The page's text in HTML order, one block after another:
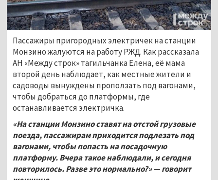
Пассажиры пригородных электричек на станции
Монзино жалуются на работу РЖД. Как рассказала
АН «Между строк» тагильчанка Елена, её мама
второй день наблюдает, как местные жители и
садоводы вынуждены проползать под вагонами,
чтобы добраться до платформы, где
останавливается электричка.
«На станции Монзино ставят на отстой грузовые
поезда, пассажирам приходится подлезать под
вагонами, чтобы попасть на посадочную
платформу. Вчера такое наблюдали, и сегодня
повторилось. Разве это нормально?» — говорит